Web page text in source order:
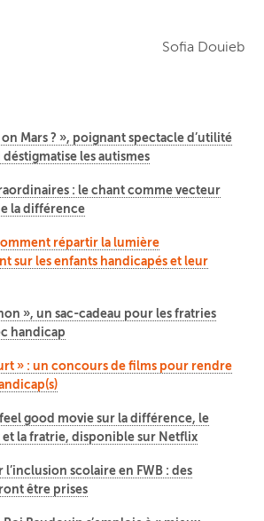
Sofia Douieb
Mars ? », poignant spectacle d’utilité
les autismes
: le chant comme vecteur
la différence
répartir la lumière
sur les enfants handicapés et leur
», un sac-cadeau pour les fratries
handicap
» : un concours de films pour rendre
good movie sur la différence, le
la fratrie, disponible sur Netflix
scolaire en FWB : des
être prises